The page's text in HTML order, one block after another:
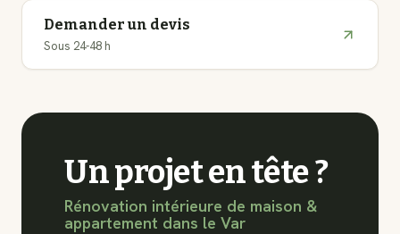
Demander un devis
Sous 24-48 h
Un projet en tête ?
Rénovation intérieure de maison &
appartement dans le Var